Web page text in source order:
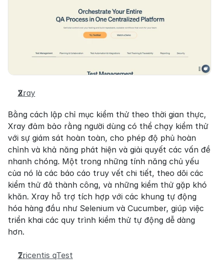
Xray
Bằng cách lập chỉ mục kiểm thử theo thời gian thực,
Xray đảm bảo rằng người dùng có thể chạy kiểm thử
với sự giám sát hoàn toàn, cho phép độ phủ hoàn
chỉnh và khả năng phát hiện và giải quyết các vấn đề
nhanh chóng. Một trong những tính năng chủ yếu
của nó là các báo cáo truy vết chi tiết, theo dõi các
kiểm thử đã thành công, và những kiểm thử gặp khó
khăn. Xray hỗ trợ tích hợp với các khung tự động
hóa hàng đầu như Selenium và Cucumber, giúp việc
triển khai các quy trình kiểm thử tự động dễ dàng
hơn.
Tricentis qTest